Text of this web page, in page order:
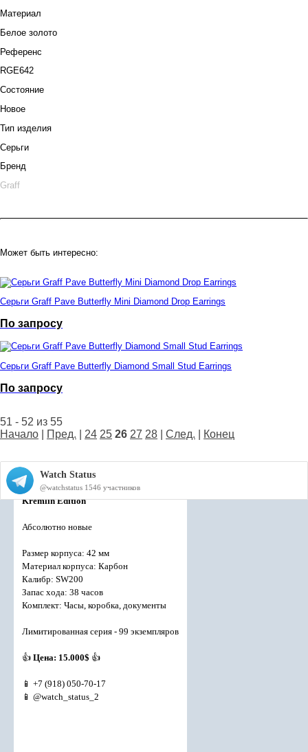
Материал
Белое золото
Референс
RGE642
Состояние
Новое
Тип изделия
Серьги
Бренд
Graff
Может быть интересно:
Серьги Graff Pave Butterfly Mini Diamond Drop Earrings
По запросу
Серьги Graff Pave Butterfly Diamond Small Stud Earrings
По запросу
51 - 52 из 55
Начало
Пред. 24 25 26 27 28 След. Конец